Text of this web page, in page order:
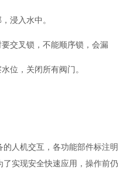
浸入水中。
交叉锁，不能顺序锁，会漏
位，关闭所有阀门。
人机交互，各功能部件标注明
实现安全快速应用，操作前仍